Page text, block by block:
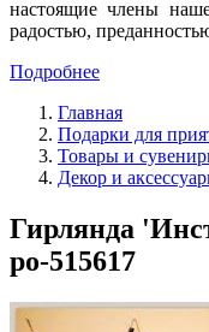
настоящие члены
радостью,
Подробнее
Главная
Подарки для
Товары и
Декор и
Гирлянда
po-515617